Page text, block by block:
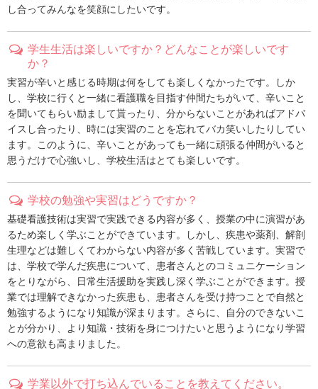
し合ってみんなを笑顔にしたいです。
学生生活は楽しいですか？どんなことが楽しいです
か？
実習が辛いと感じる時期は何をしても楽しくなかったです。しか
し、学校に行くと一緒に看護職を目指す仲間たちがいて、辛いこと
を聞いてもらい励まして貰ったり、分からないことがあればアドバ
イスし合ったり、時には実習のことを忘れてバカ笑いしたりしてい
ます。このように、辛いことがあっても一緒に頑張る仲間がいると
思うだけで心強いし、学校生活はとても楽しいです。
学校の勉強や実習はどうですか？
基礎看護技術は実習で実践できる内容が多く、授業の中に演習があ
るため楽しく学ぶことができています。しかし、疾患や薬剤、解剖
生理などは難しくてわからない内容が多く苦戦しています。実習で
は、学校で学んだ疾患について、患者さんとのコミュニケーション
をとりながら、日常生活援助を実践し深く学ぶことができます。授
業では理解できなかった疾患も、患者さんを受け持つことで自然と
勉強するようになり知識が深まります。さらに、自分のできないこ
とが分かり、より知識・技術を身につけたいと思うようになり学習
への意欲も高まりました。
学業以外で打ち込んでいることを教えてください。